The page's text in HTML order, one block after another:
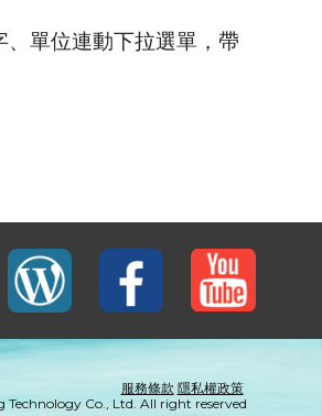
單位連動下拉選單，帶
服務條款 隱私權政策
Co., Ltd. All right reserved